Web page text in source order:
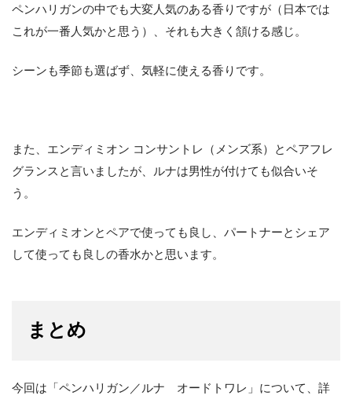
ペンハリガンの中でも大変人気のある香りですが（日本では
これが一番人気かと思う）、それも大きく頷ける感じ。
シーンも季節も選ばず、気軽に使える香りです。
また、エンディミオン コンサントレ（メンズ系）とペアフレ
グランスと言いましたが、ルナは男性が付けても似合いそ
う。
エンディミオンとペアで使っても良し、パートナーとシェア
して使っても良しの香水かと思います。
まとめ
今回は「ペンハリガン／ルナ オードトワレ」について、詳